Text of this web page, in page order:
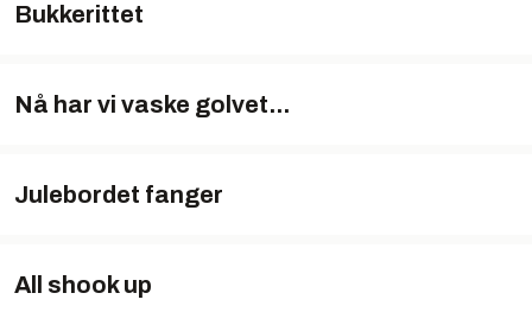
Bukkerittet
Nå har vi vaske golvet...
Julebordet fanger
All shook up